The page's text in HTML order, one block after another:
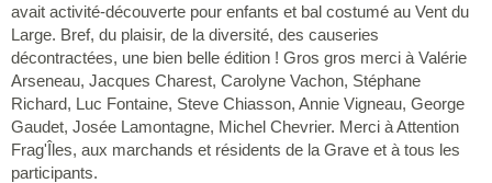
avait activité-découverte pour enfants et bal costumé au Vent du
Large. Bref, du plaisir, de la diversité, des causeries
décontractées, une bien belle édition ! Gros gros merci à Valérie
Arseneau, Jacques Charest, Carolyne Vachon, Stéphane
Richard, Luc Fontaine, Steve Chiasson, Annie Vigneau, George
Gaudet, Josée Lamontagne, Michel Chevrier. Merci à Attention
Frag'Îles, aux marchands et résidents de la Grave et à tous les
participants.